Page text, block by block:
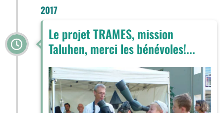
2017
Le projet TRAMES, mission
Taluhen, merci les bénévoles!...